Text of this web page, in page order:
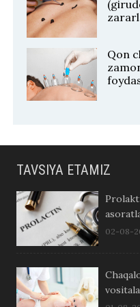
Qon
TAVSIYA ETAMIZ
02-08-